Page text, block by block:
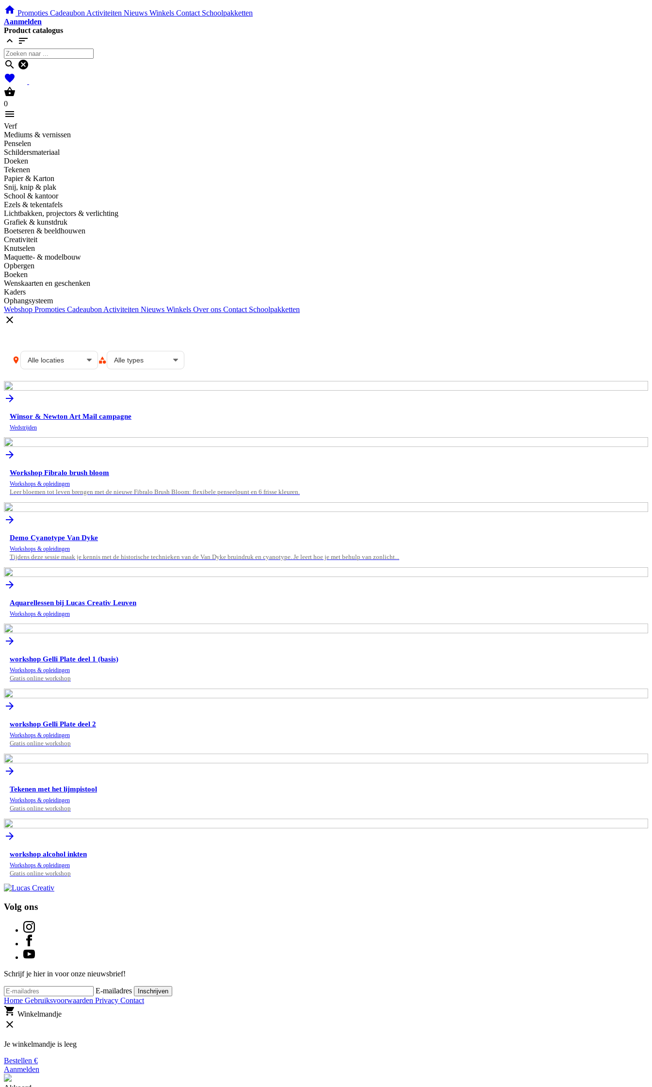
home Promoties Cadeaubon Activiteiten Nieuws Winkels Contact Schoolpakketten
Aanmelden
Product catalogus
expand_less sort
search cancel
favorites
shopping_basket
0
menu
Verf
Mediums & vernissen
Penselen
Schildersmateriaal
Doeken
Tekenen
Papier & Karton
Snij, knip & plak
School & kantoor
Ezels & tekentafels
Lichtbakken, projectors & verlichting
Grafiek & kunstdruk
Boetseren & beeldhouwen
Creativiteit
Knutselen
Maquette- & modelbouw
Opbergen
Boeken
Wenskaarten en geschenken
Kaders
Ophangsysteem
Webshop Promoties Cadeaubon Activiteiten Nieuws Winkels Over ons Contact Schoolpakketten
close
location_on category
arrow_forward
Winsor & Newton Art Mail campagne
Wedstrijden
arrow_forward
Workshop Fibralo brush bloom
Workshops & opleidingen
Leer bloemen tot leven brengen met de nieuwe Fibralo Brush Bloom: flexibele penseelpunt en 6 frisse kleuren.
arrow_forward
Demo Cyanotype Van Dyke
Workshops & opleidingen
Tijdens deze sessie maak je kennis met de historische technieken van de Van Dyke bruindruk en cyanotype. Je leert hoe je met behulp van zonlicht...
arrow_forward
Aquarellessen bij Lucas Creativ Leuven
Workshops & opleidingen
arrow_forward
workshop Gelli Plate deel 1 (basis)
Workshops & opleidingen
Gratis online workshop
arrow_forward
workshop Gelli Plate deel 2
Workshops & opleidingen
Gratis online workshop
arrow_forward
Tekenen met het lijmpistool
Workshops & opleidingen
Gratis online workshop
arrow_forward
workshop alcohol inkten
Workshops & opleidingen
Gratis online workshop
Volg ons
Schrijf je hier in voor onze nieuwsbrief!
E-mailadres Inschrijven
Home Gebruiksvoorwaarden Privacy Contact
shopping_cart Winkelmandje
close
Je winkelmandje is leeg
Bestellen €
Aanmelden